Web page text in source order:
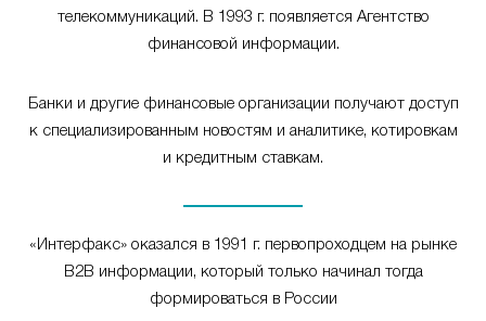
телекоммуникаций. В 1993 г. появляется Агентство
финансовой информации.
Банки и другие финансовые организации получают доступ
к специализированным новостям и аналитике, котировкам
и кредитным ставкам.
«Интерфакс» оказался в 1991 г. первопроходцем на рынке
B2B информации, который только начинал тогда
формироваться в России